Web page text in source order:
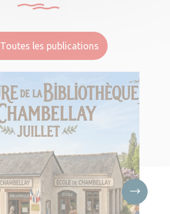
Toutes les publications